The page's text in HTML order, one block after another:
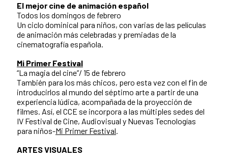
El mejor cine de animación español
Todos los domingos de febrero
Un ciclo dominical para niños, con varias de las películas
de animación más celebradas y premiadas de la
cinematografía española.
Mi Primer Festival
“La magia del cine”/ 15 de febrero
También para los más chicos, pero esta vez con el fin de
introducirlos al mundo del séptimo arte a partir de una
experiencia lúdica, acompañada de la proyección de
filmes. Así, el CCE se incorpora a las múltiples sedes del
IV Festival de Cine, Audiovisual y Nuevas Tecnologías
para niños-Mi Primer Festival.
ARTES VISUALES